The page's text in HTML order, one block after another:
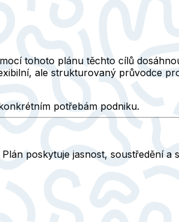
tohoto plánu těchto cílů
ale strukturovaný průvodce
potřebám podniku.
poskytuje jasnost, soustředění a